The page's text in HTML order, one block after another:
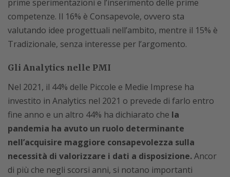
prime sperimentazioni e l’inserimento delle prime
competenze. Il 16% è Consapevole, ovvero sta
valutando idee progettuali nell’ambito, mentre il 15% è
Tradizionale, senza interesse per l’argomento.
Gli Analytics nelle PMI
Nel 2021, il 44% delle Piccole e Medie Imprese ha
investito in Analytics nel 2021 o prevede di farlo entro
fine anno e un altro 44% ha dichiarato che la
pandemia ha avuto un ruolo determinante
nell’acquisire maggiore consapevolezza sulla
necessità di valorizzare i dati a disposizione.Ancor
di più che negli scorsi anni, si notano importanti